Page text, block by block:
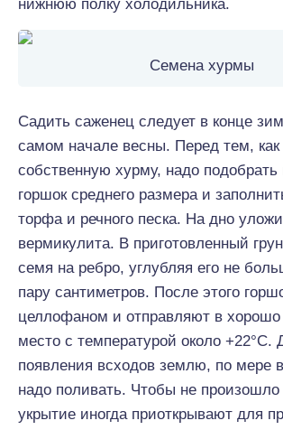
нижнюю полку холодильника.
Семена хурмы
Садить саженец следует в конце
самом начале весны. Перед тем, как
собственную хурму, надо подобрать
горшок среднего размера и
торфа и речного песка. На дно
вермикулита. В приготовленный
семя на ребро, углубляя его не
пару сантиметров. После этого
целлофаном и отправляют в
место с температурой около +22°С.
появления всходов землю, по мере
надо поливать. Чтобы не произошло
укрытие иногда приоткрывают для